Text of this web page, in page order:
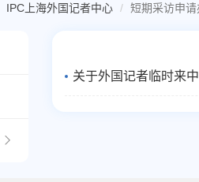
IPC上海外国记者中心 短期采访申请
关于外国记者临时来